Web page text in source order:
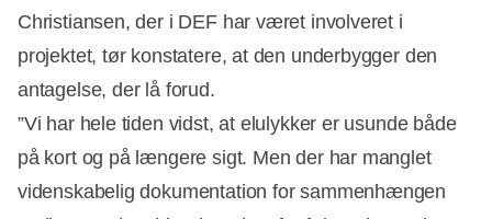
Christiansen, der i DEF har været involveret i
projektet, tør konstatere, at den underbygger den
antagelse, der lå forud.
”Vi har hele tiden vidst, at elulykker er usunde både
på kort og på længere sigt. Men der har manglet
videnskabelig dokumentation for sammenhængen